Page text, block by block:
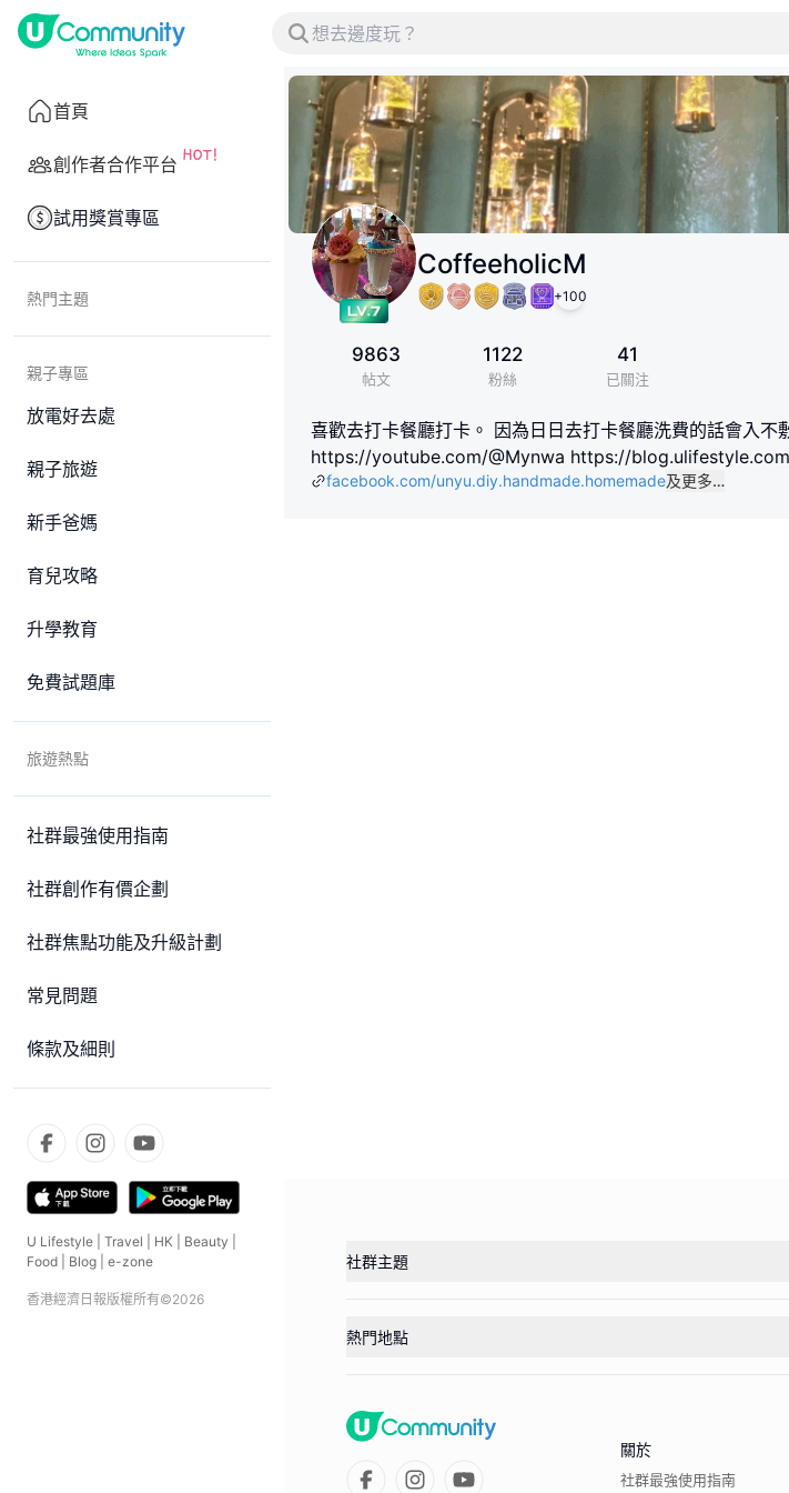
首頁
創作者合作平台
試用獎賞專區
熱門主題
親子專區
放電好去處
親子旅遊
新手爸媽
育兒攻略
升學教育
免費試題庫
旅遊熱點
社群最強使用指南
社群創作有價企劃
社群焦點功能及升級計劃
常見問題
條款及細則
U Lifestyle Travel HK Beauty
Food
Blog e-zone
香港經濟日報版權所有©2026
CoffeeholicM
+100
9863
帖文
1122
粉絲
41
已關注
喜歡去打卡餐廳打卡。 因為日日去打卡餐廳洗費的話會入
https://youtube.com/@Mynwa https://
facebook.com/unyu.diy.handmade.homemade及更多…
社群主題
熱門地點
關於
社群最強使用指南